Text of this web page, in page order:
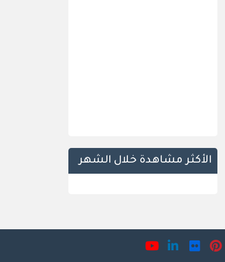
الأكثر مشاهدة خلال الشهر